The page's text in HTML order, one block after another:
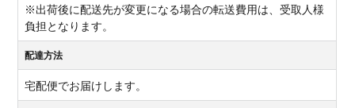
※出荷後に配送先が変更になる場合の転送費用は、受取人様
負担となります。
配達方法
宅配便でお届けします。